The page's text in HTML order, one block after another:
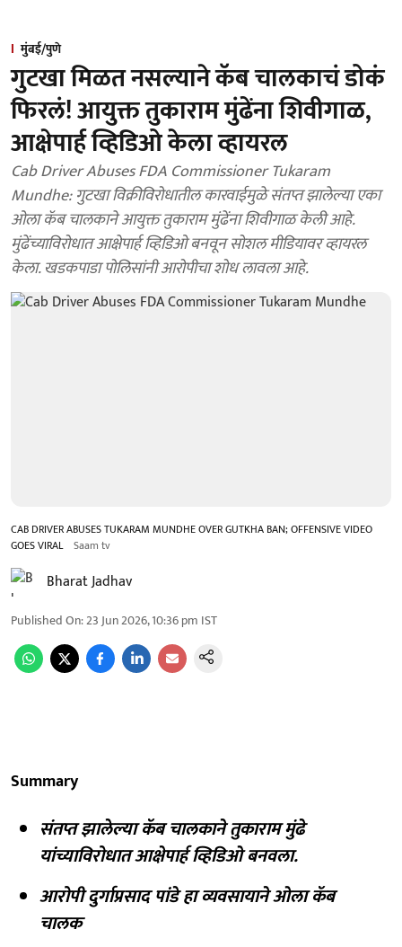
मुंबई/पुणे
गुटखा मिळत नसल्याने कॅब चालकाचं डोकं
फिरलं! आयुक्त तुकाराम मुंढेंना शिवीगाळ,
आक्षेपार्ह व्हिडिओ केला व्हायरल
Cab Driver Abuses FDA Commissioner Tukaram
Mundhe: गुटखा विक्रीविरोधातील कारवाईमुळे संतप्त झालेल्या एका
ओला कॅब चालकाने आयुक्त तुकाराम मुंढेंना शिवीगाळ केली आहे.
मुंढेंच्याविरोधात आक्षेपार्ह व्हिडिओ बनवून सोशल मीडियावर व्हायरल
केला. खडकपाडा पोलिसांनी आरोपीचा शोध लावला आहे.
CAB DRIVER ABUSES TUKARAM MUNDHE OVER GUTKHA BAN; OFFENSIVE VIDEO
GOES VIRAL Saam tv
Bharat Jadhav
Published On:23 Jun 2026, 10:36 pm IST
Summary
संतप्त झालेल्या कॅब चालकाने तुकाराम मुंढे
यांच्याविरोधात आक्षेपार्ह व्हिडिओ बनवला.
आरोपी दुर्गाप्रसाद पांडे हा व्यवसायाने ओला कॅब
चालक